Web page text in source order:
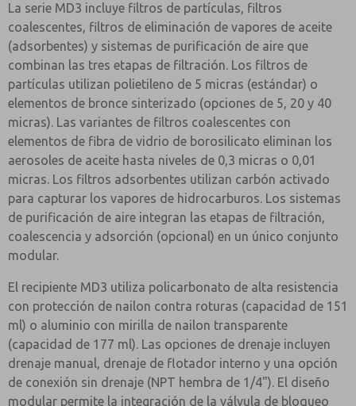
La serie MD3 incluye filtros de partículas, filtros
coalescentes, filtros de eliminación de vapores de aceite
(adsorbentes) y sistemas de purificación de aire que
combinan las tres etapas de filtración. Los filtros de
partículas utilizan polietileno de 5 micras (estándar) o
elementos de bronce sinterizado (opciones de 5, 20 y 40
micras). Las variantes de filtros coalescentes con
elementos de fibra de vidrio de borosilicato eliminan los
aerosoles de aceite hasta niveles de 0,3 micras o 0,01
micras. Los filtros adsorbentes utilizan carbón activado
para capturar los vapores de hidrocarburos. Los sistemas
de purificación de aire integran las etapas de filtración,
coalescencia y adsorción (opcional) en un único conjunto
modular.
El recipiente MD3 utiliza policarbonato de alta resistencia
con protección de nailon contra roturas (capacidad de 151
ml) o aluminio con mirilla de nailon transparente
(capacidad de 177 ml). Las opciones de drenaje incluyen
drenaje manual, drenaje de flotador interno y una opción
de conexión sin drenaje (NPT hembra de 1/4"). El diseño
modular permite la integración de la válvula de bloqueo